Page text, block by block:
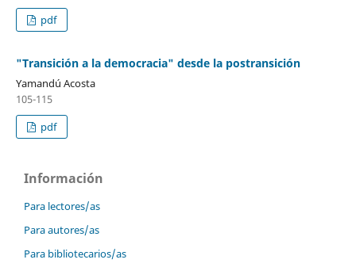
pdf
"Transición a la democracia" desde la postransición
Yamandú Acosta
105-115
pdf
Información
Para lectores/as
Para autores/as
Para bibliotecarios/as